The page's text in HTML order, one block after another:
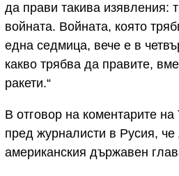
да прави такива изявления:
войната. Войната, която
една седмица, вече е в
какво трябва да правите,
ракети.“
В отговор на коментарите
пред журналисти в Русия, че
американския държавен